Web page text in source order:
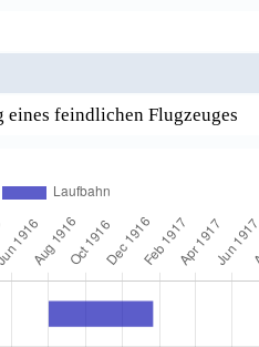
feindlichen Flugzeuges